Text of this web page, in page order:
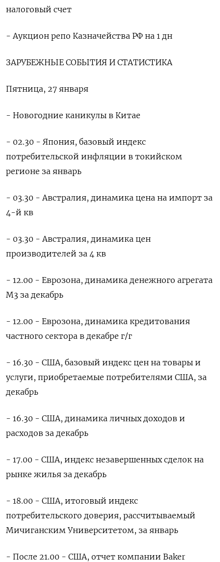
налоговый счет
- Аукцион репо Казначейства РФ на 1 дн
ЗАРУБЕЖНЫЕ СОБЫТИЯ И СТАТИСТИКА
Пятница, 27 января
- Новогодние каникулы в Китае
- 02.30 - Япония, базовый индекс
потребительской инфляции в токийском
регионе за январь
- 03.30 - Австралия, динамика цена на импорт за
4-й кв
- 03.30 - Австралия, динамика цен
производителей за 4 кв
- 12.00 - Еврозона, динамика денежного агрегата
М3 за декабрь
- 12.00 - Еврозона, динамика кредитования
частного сектора в декабре г/г
- 16.30 - США, базовый индекс цен на товары и
услуги, приобретаемые потребителями США, за
декабрь
- 16.30 - США, динамика личных доходов и
расходов за декабрь
- 17.00 - США, индекс незавершенных сделок на
рынке жилья за декабрь
- 18.00 - США, итоговый индекс
потребительского доверия, рассчитываемый
Мичиганским Университетом, за январь
- После 21.00 - США, отчет компании Baker